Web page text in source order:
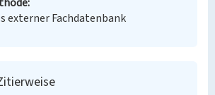
externer Fachdatenbank